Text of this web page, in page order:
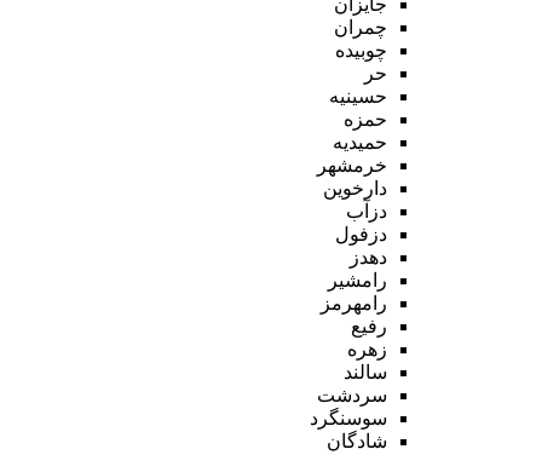
چمران
چوبیده
حر
حسینیه
حمزه
حمیدیه
خرمشهر
دارخوین
دزآب
دزفول
دهدز
رامشیر
رامهرمز
رفیع
زهره
سالند
سردشت
سوسنگرد
شادگان